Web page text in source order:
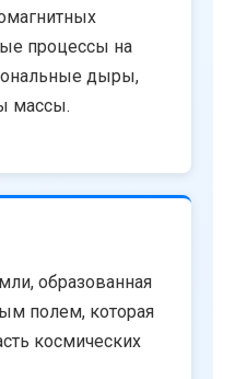
процессы на
дыры,
массы.
образованная
полем, которая
космических